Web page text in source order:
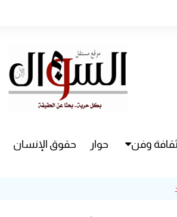
ثقافة وفن
مسرح
حوار حقوق الإنسان